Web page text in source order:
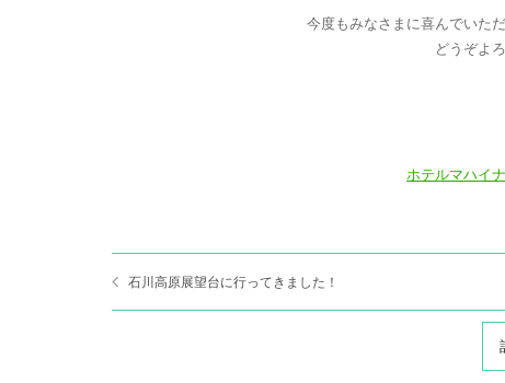
今度もみなさまに喜んでいた
どうぞよ
ホテルマハイ
石川高原展望台に行ってきました！